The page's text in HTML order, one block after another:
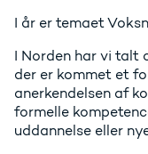
I år er temaet
I Norden har vi talt
der er kommet et
anerkendelsen af
formelle
uddannelse eller